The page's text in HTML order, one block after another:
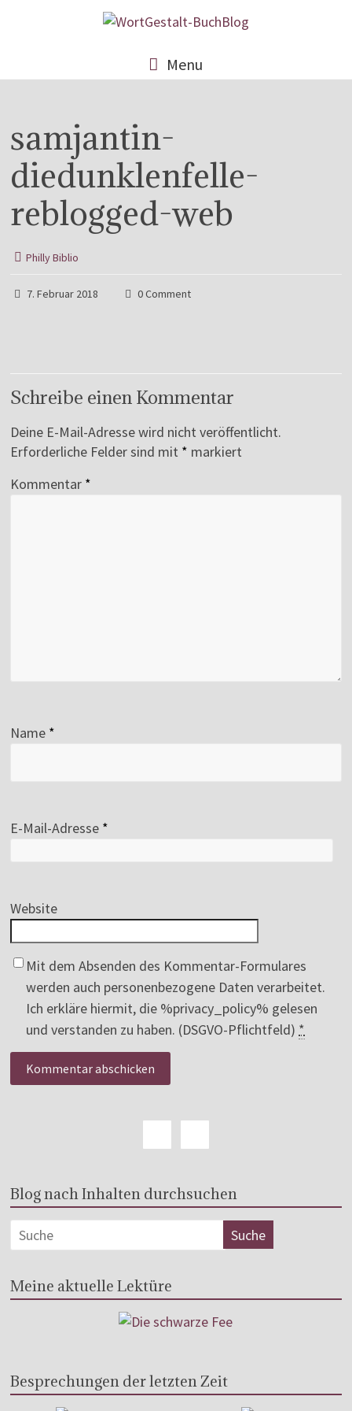
Menu
samjantin-
diedunklenfelle-
reblogged-web
Philly Biblio
7. Februar 2018 0 Comment
Schreibe einen Kommentar
Deine E-Mail-Adresse wird nicht veröffentlicht.
Erforderliche Felder sind mit * markiert
Kommentar *
Name *
E-Mail-Adresse *
Website
Mit dem Absenden des Kommentar-Formulares
werden auch personenbezogene Daten verarbeitet.
Ich erkläre hiermit, die %privacy_policy% gelesen
und verstanden zu haben. (DSGVO-Pflichtfeld) *
Blog nach Inhalten durchsuchen
Meine aktuelle Lektüre
Besprechungen der letzten Zeit